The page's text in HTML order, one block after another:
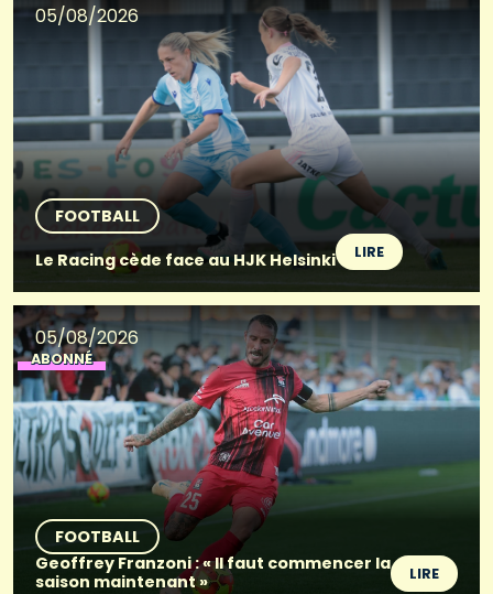
05/08/2026
FOOTBALL
Le Racing cède face au HJK Helsinki
LIRE
05/08/2026
ABONNÉ
FOOTBALL
Geoffrey Franzoni : « Il faut commencer la
saison maintenant »
LIRE